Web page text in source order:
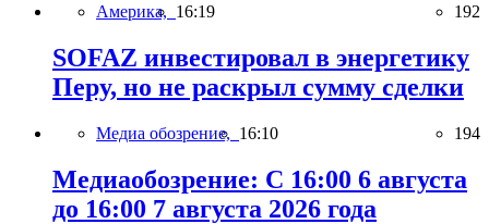
Америка, 16:19 192
SOFAZ инвестировал в энергетику
Перу, но не раскрыл сумму сделки
Медиа обозрение, 16:10 194
Медиаобозрение: С 16:00 6 августа
до 16:00 7 августа 2026 года